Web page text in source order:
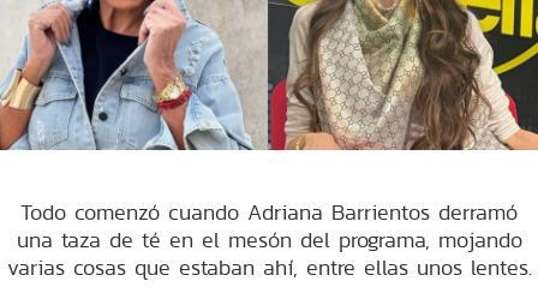
Todo comenzó cuando Adriana Barrientos derramó
una taza de té en el mesón del programa, mojando
varias cosas que estaban ahí, entre ellas unos lentes.